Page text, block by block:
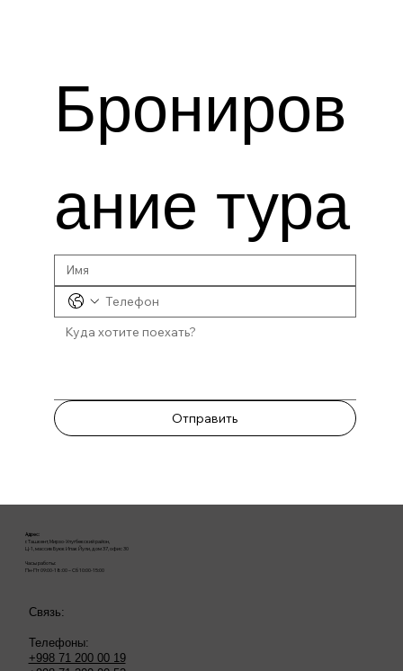
Брониров
ание тура
Отправить
Адрес:
г. Ташкент, Мирзо-Улугбекский район,
Ц-1, массив Буюк Ипак Йули, дом 37, офис 30
Часы работы:
Пн-Пт 09:00-18:00 – Сб 10:00-15:00
Связь:
Телефоны:
+998 71 200 00 19